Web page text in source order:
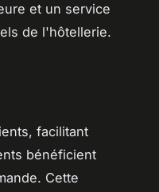
et un service
de l'hôtellerie.
facilitant
bénéficient
Cette